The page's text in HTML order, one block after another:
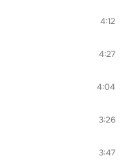
4:12
4:27
4:04
3:26
3:47